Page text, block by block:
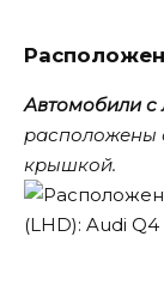
Автомобили с
расположены
крышкой.